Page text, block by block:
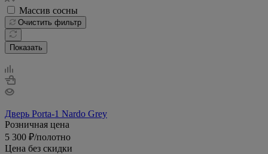
Массив сосны
Очистить фильтр
Показать
Дверь Porta-1 Nardo Grey
Розничная цена
5 300 ₽/полотно
Цена без скидки